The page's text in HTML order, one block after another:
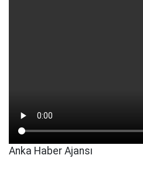
Anka Haber Ajansı